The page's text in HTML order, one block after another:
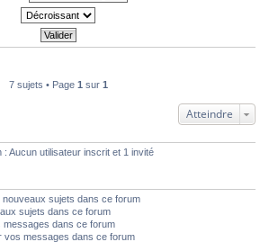
7 sujets • Page 1 sur 1
Atteindre
Aucun utilisateur inscrit et 1 invité
nouveaux sujets dans ce forum
sujets dans ce forum
messages dans ce forum
vos messages dans ce forum